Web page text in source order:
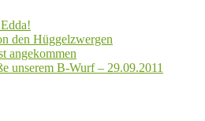
den Hüggelzwergen
angekommen
unserem B-Wurf – 29.09.2011